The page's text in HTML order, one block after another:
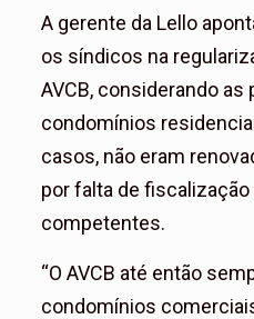
A gerente da Lello
os síndicos na
AVCB, considerando
condomínios
casos, não eram
por falta de
competentes.
“O AVCB até então
condomínios